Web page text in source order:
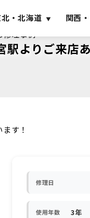
・北海道 関西
修理事例
よりご来店
す！
修理日
使用年数 3年